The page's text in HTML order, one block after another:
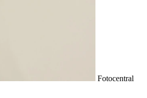
Fotocentral